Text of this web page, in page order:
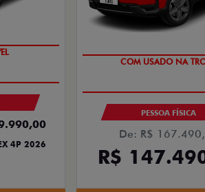
4P 2026
COM USADO NA
PESSOA FÍSICA
De: R$
R$